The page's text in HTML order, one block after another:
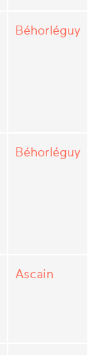
Béhorléguy
Béhorléguy
Ascain